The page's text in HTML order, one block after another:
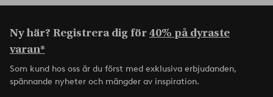
Ny här? Registrera dig för40% på dyraste
varan*
Som kund hos oss är du först med exklusiva erbjudanden,
spännande nyheter och mängder av inspiration.